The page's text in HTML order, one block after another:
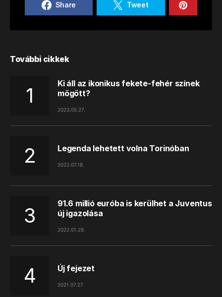
Share Tweet
További cikkek
Ki áll az ikonikus fekete-fehér színek
mögött?
2023.05.27.
Legenda lehetett volna Torinóban
2022.07.18.
91.6 millió euróba is kerülhet a Juventus
új igazolása
2022.01.28.
Új fejezet
2021.07.27.